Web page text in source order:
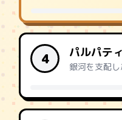
4 パルパテ
銀河を支配し